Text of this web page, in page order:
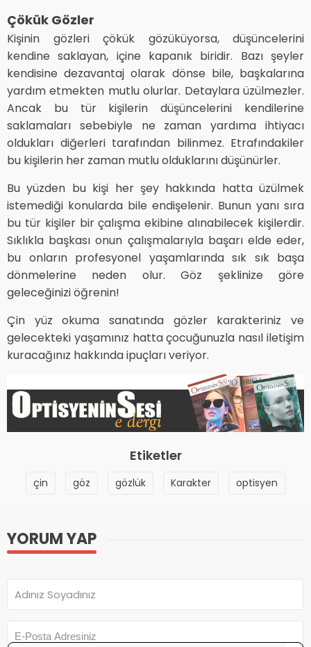
Çökük Gözler
Kişinin gözleri çökük gözüküyorsa, düşüncelerini
kendine saklayan, içine kapanık biridir. Bazı şeyler
kendisine dezavantaj olarak dönse bile, başkalarına
yardım etmekten mutlu olurlar. Detaylara üzülmezler.
Ancak bu tür kişilerin düşüncelerini kendilerine
saklamaları sebebiyle ne zaman yardıma ihtiyacı
oldukları diğerleri tarafından bilinmez. Etrafındakiler
bu kişilerin her zaman mutlu olduklarını düşünürler.
Bu yüzden bu kişi her şey hakkında hatta üzülmek
istemediği konularda bile endişelenir. Bunun yanı sıra
bu tür kişiler bir çalışma ekibine alınabilecek kişilerdir.
Sıklıkla başkası onun çalışmalarıyla başarı elde eder,
bu onların profesyonel yaşamlarında sık sık başa
dönmelerine neden olur. Göz şeklinize göre
geleceğinizi öğrenin!
Çin yüz okuma sanatında gözler karakteriniz ve
gelecekteki yaşamınız hatta çocuğunuzla nasıl iletişim
kuracağınız hakkında ipuçları veriyor.
Etiketler
çin göz gözlük Karakter optisyen
YORUM YAP